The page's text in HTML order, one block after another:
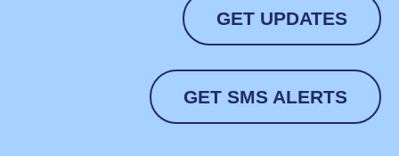
GET UPDATES
GET SMS ALERTS